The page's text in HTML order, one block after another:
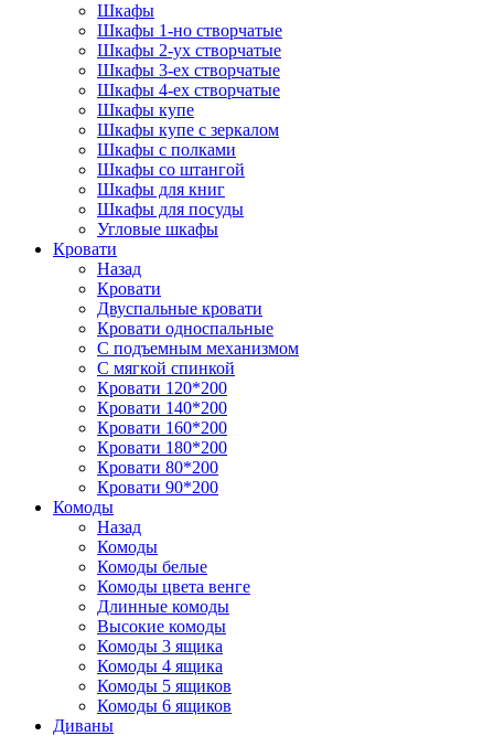
Шкафы
Шкафы 1-но створчатые
Шкафы 2-ух створчатые
Шкафы 3-ех створчатые
Шкафы 4-ех створчатые
Шкафы купе
Шкафы купе с зеркалом
Шкафы с полками
Шкафы со штангой
Шкафы для книг
Шкафы для посуды
Угловые шкафы
Кровати
Назад
Кровати
Двуспальные кровати
Кровати односпальные
С подъемным механизмом
С мягкой спинкой
Кровати 120*200
Кровати 140*200
Кровати 160*200
Кровати 180*200
Кровати 80*200
Кровати 90*200
Комоды
Назад
Комоды
Комоды белые
Комоды цвета венге
Длинные комоды
Высокие комоды
Комоды 3 ящика
Комоды 4 ящика
Комоды 5 ящиков
Комоды 6 ящиков
Диваны